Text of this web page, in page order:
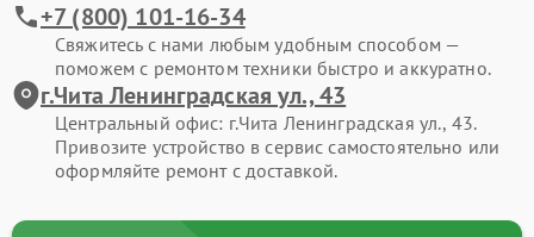
+7 (800) 101-16-34
Свяжитесь с нами любым удобным способом —
поможем с ремонтом техники быстро и аккуратно.
г.Чита Ленинградская ул., 43
Центральный офис: г.Чита Ленинградская ул., 43.
Привозите устройство в сервис самостоятельно или
оформляйте ремонт с доставкой.